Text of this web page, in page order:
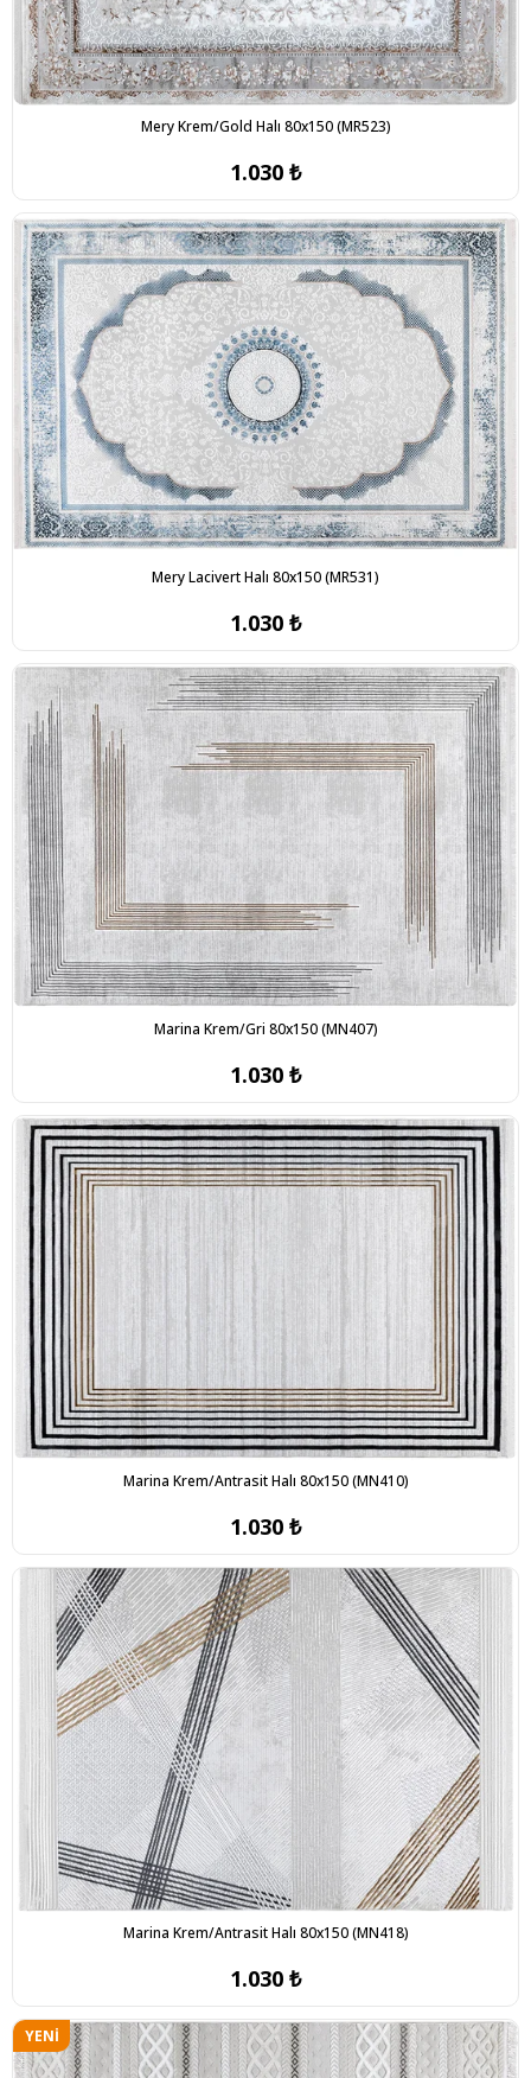
Mery Krem/Gold Halı 80x150 (MR523)
1.030 ₺
Mery Lacivert Halı 80x150 (MR531)
1.030 ₺
Marina Krem/Gri 80x150 (MN407)
1.030 ₺
Marina Krem/Antrasit Halı 80x150 (MN410)
1.030 ₺
Marina Krem/Antrasit Halı 80x150 (MN418)
1.030 ₺
YENI
ÜRÜN